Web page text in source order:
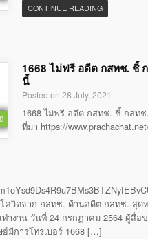
CONTINUE READING
0
1668 ไม่ฟรี อดีต กสทช. ชี้
นี้
Posted on 28 July, 2021
1668 ไม่ฟรี อดีต กสทช. ชี้ กส
ที่มา https://
ควิดจาก กสทช. ด้านอดีต กสทช. สุ
ำงาน วันที่ 24 กรกฏาคม 2564 ผู้สื่อ
มีการโทรเบอร์ 1668 […]